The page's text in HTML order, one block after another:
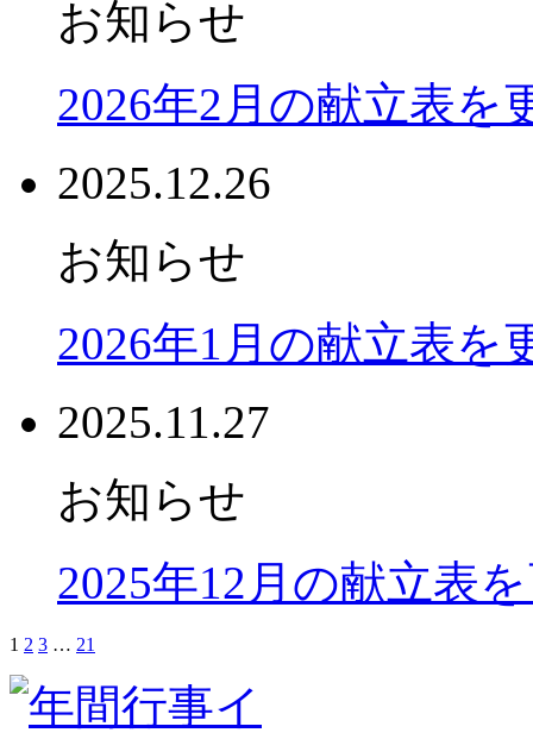
お知らせ
2026年2月の献立表を
2025.12.26
お知らせ
2026年1月の献立表を
2025.11.27
お知らせ
2025年12月の献立表
1 2 3 … 21